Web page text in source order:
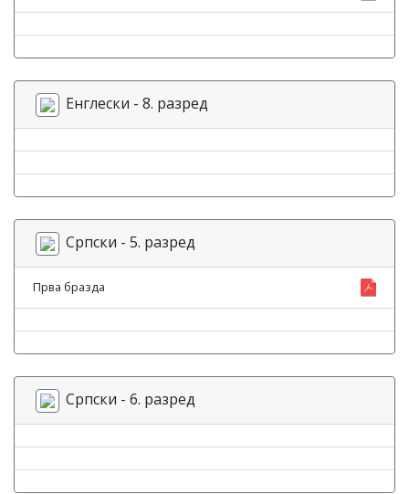
Енглески - 8. разред
Српски - 5. разред
Прва бразда
Српски - 6. разред